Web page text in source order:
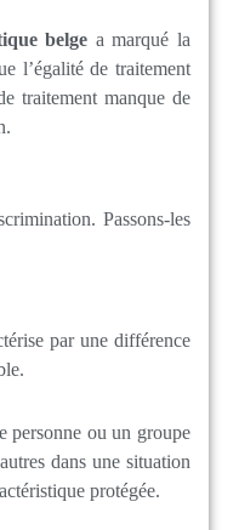
belge a marqué la
l’égalité de traitement
traitement manque de
Passons-les
par une différence
personne ou un groupe
dans une situation
protégée.